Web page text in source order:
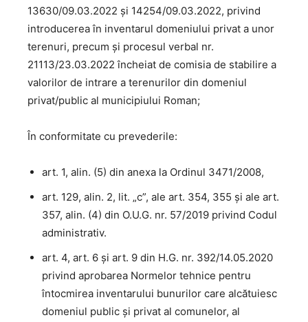
13630/09.03.2022 și 14254/09.03.2022, privind
introducerea în inventarul domeniului privat a unor
terenuri, precum și procesul verbal nr.
21113/23.03.2022 încheiat de comisia de stabilire a
valorilor de intrare a terenurilor din domeniul
privat/public al municipiului Roman;
În conformitate cu prevederile:
art. 1, alin. (5) din anexa la Ordinul 3471/2008,
art. 129, alin. 2, lit. „c”, ale art. 354, 355 şi ale art.
357, alin. (4) din O.U.G. nr. 57/2019 privind Codul
administrativ.
art. 4, art. 6 și art. 9 din H.G. nr. 392/14.05.2020
privind aprobarea Normelor tehnice pentru
întocmirea inventarului bunurilor care alcătuiesc
domeniul public și privat al comunelor, al